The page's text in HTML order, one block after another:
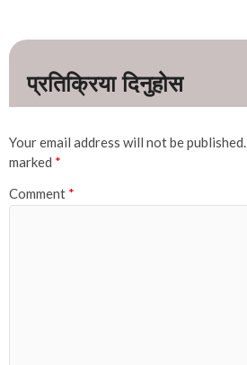
Your email address will not be published.
marked *
Comment *